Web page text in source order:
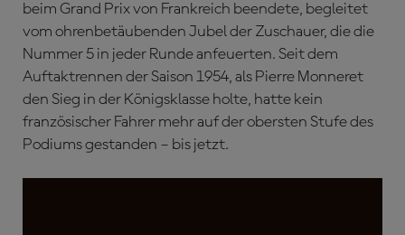
beim Grand Prix von Frankreich beendete, begleitet
vom ohrenbetäubenden Jubel der Zuschauer, die die
Nummer 5 in jeder Runde anfeuerten. Seit dem
Auftaktrennen der Saison 1954, als Pierre Monneret
den Sieg in der Königsklasse holte, hatte kein
französischer Fahrer mehr auf der obersten Stufe des
Podiums gestanden – bis jetzt.